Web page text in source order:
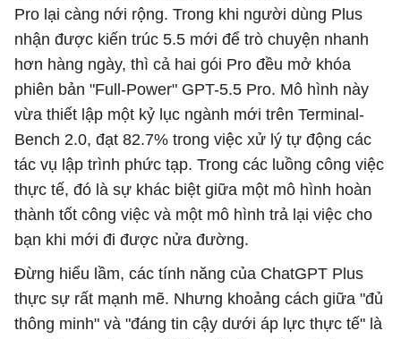
Pro lại càng nới rộng. Trong khi người dùng Plus
nhận được kiến trúc 5.5 mới để trò chuyện nhanh
hơn hàng ngày, thì cả hai gói Pro đều mở khóa
phiên bản "Full-Power" GPT-5.5 Pro. Mô hình này
vừa thiết lập một kỷ lục ngành mới trên Terminal-
Bench 2.0, đạt 82.7% trong việc xử lý tự động các
tác vụ lập trình phức tạp. Trong các luồng công việc
thực tế, đó là sự khác biệt giữa một mô hình hoàn
thành tốt công việc và một mô hình trả lại việc cho
bạn khi mới đi được nửa đường.
Đừng hiểu lầm, các tính năng của ChatGPT Plus
thực sự rất mạnh mẽ. Nhưng khoảng cách giữa "đủ
thông minh" và "đáng tin cậy dưới áp lực thực tế" là